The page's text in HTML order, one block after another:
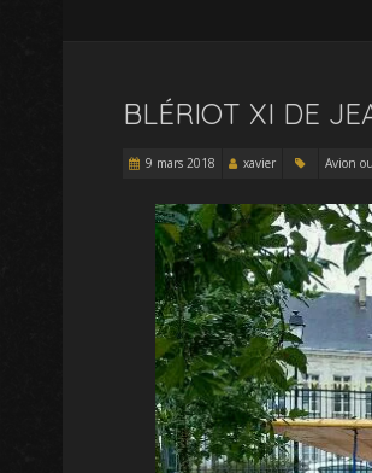
BLÉRIOT XI DE
9 mars 2018 xavier Avion